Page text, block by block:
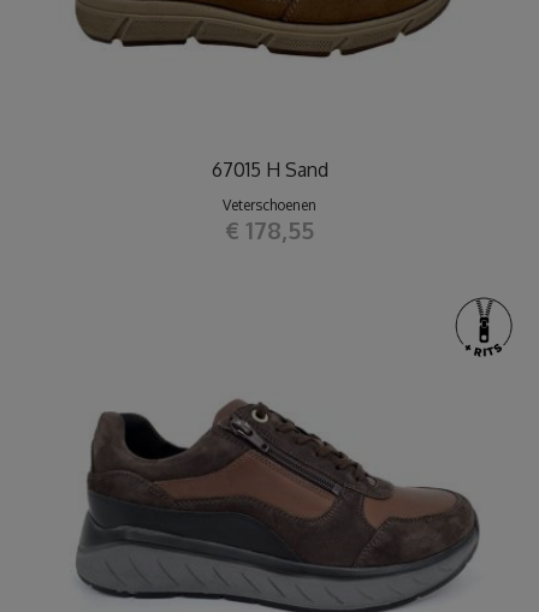
67015 H Sand
Veterschoenen
€ 178,55